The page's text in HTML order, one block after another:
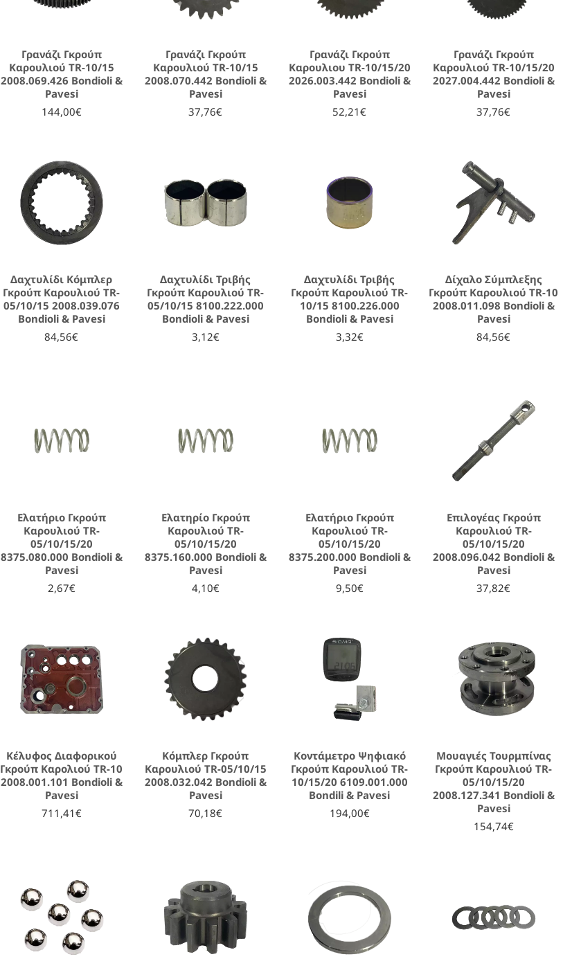
Γρανάζι Γκρούπ
Καρουλιού TR-10/15
2008.069.426 Bondioli &
Pavesi
144,00€
Γρανάζι Γκρούπ
Καρουλιού TR-10/15
2008.070.442 Bondioli &
Pavesi
37,76€
Γρανάζι Γκρούπ
Καρουλιου TR-10/15/20
2026.003.442 Bondioli &
Pavesi
52,21€
Γρανάζι Γκρούπ
Καρουλιού TR-10/15/20
2027.004.442 Bondioli &
Pavesi
37,76€
Δαχτυλίδι Κόμπλερ
Γκρούπ Καρουλιού TR-
05/10/15 2008.039.076
Bondioli & Pavesi
84,56€
Δαχτυλίδι Τριβής
Γκρούπ Καρουλιού TR-
05/10/15 8100.222.000
Bondioli & Pavesi
3,12€
Δαχτυλίδι Τριβής
Γκρούπ Καρουλιού TR-
10/15 8100.226.000
Bondioli & Pavesi
3,32€
Δίχαλο Σύμπλεξης
Γκρούπ Καρουλιού TR-10
2008.011.098 Bondioli &
Pavesi
84,56€
Ελατήριο Γκρούπ
Καρουλιού TR-
05/10/15/20
8375.080.000 Bondioli &
Pavesi
2,67€
Ελατηρίο Γκρούπ
Καρουλιού TR-
05/10/15/20
8375.160.000 Bondioli &
Pavesi
4,10€
Ελατήριο Γκρούπ
Καρουλιού TR-
05/10/15/20
8375.200.000 Bondioli &
Pavesi
9,50€
Επιλογέας Γκρούπ
Καρουλιού TR-
05/10/15/20
2008.096.042 Bondioli &
Pavesi
37,82€
Κέλυφος Διαφορικού
Γκρούπ Καρολιού TR-10
2008.001.101 Bondioli &
Pavesi
711,41€
Κόμπλερ Γκρούπ
Καρουλιού TR-05/10/15
2008.032.042 Bondioli &
Pavesi
70,18€
Κοντάμετρο Ψηφιακό
Γκρούπ Καρουλιού TR-
10/15/20 6109.001.000
Bondili & Pavesi
194,00€
Μουαγιές Τουρμπίνας
Γκρούπ Καρουλιού TR-
05/10/15/20
2008.127.341 Bondioli &
Pavesi
154,74€